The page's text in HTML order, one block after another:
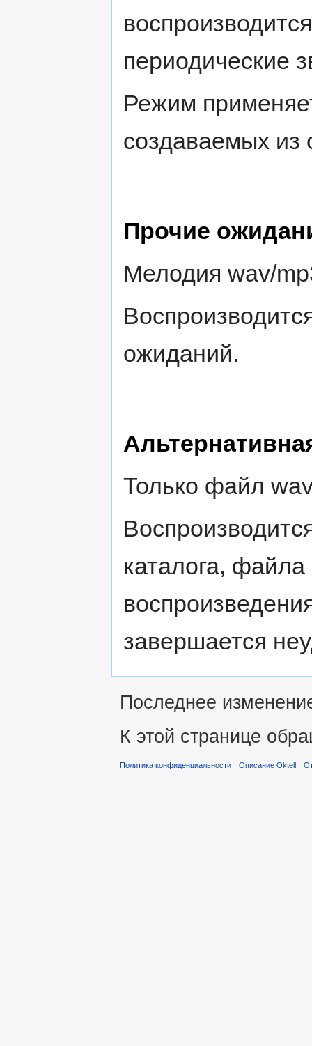
периодические
Режим
создаваемых из
Прочие
Мелодия wav/
ожиданий.
Только файл
каталога,
завершается
Последнее
К этой странице
Политика конфиденциальности Описание Oktell